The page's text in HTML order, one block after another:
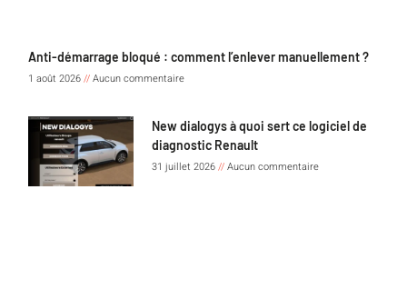
Anti-démarrage bloqué : comment l’enlever manuellement ?
1 août 2026
Aucun commentaire
New dialogys à quoi sert ce logiciel de
diagnostic Renault
31 juillet 2026 Aucun commentaire